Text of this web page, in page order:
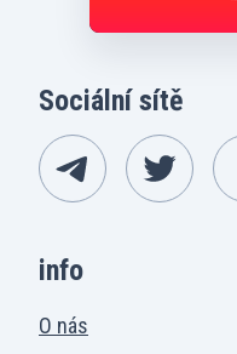
Sociální sítě
info
O nás